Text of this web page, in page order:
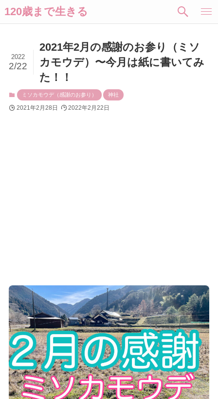
120歳まで生きる
2021年2月の感謝のお参り（ミソ
カモウデ）〜今月は紙に書いてみ
た！！
2022
2/22
ミソカモウデ（感謝のお参り） 神社
2021年2月28日 2022年2月22日